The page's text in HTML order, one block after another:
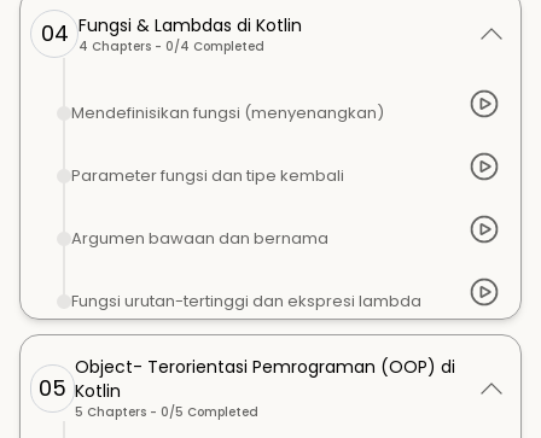
04 Fungsi & Lambdas di Kotlin
4 Chapters - 0/4 Completed
Mendefinisikan fungsi (menyenangkan)
Parameter fungsi dan tipe kembali
Argumen bawaan dan bernama
Fungsi urutan-tertinggi dan ekspresi lambda
05
Object- Terorientasi Pemrograman (OOP) di
Kotlin
5 Chapters - 0/5 Completed